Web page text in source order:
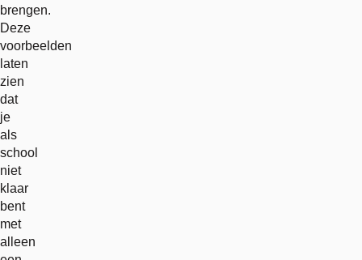
brengen.
Deze
voorbeelden
laten
zien
dat
je
als
school
niet
klaar
bent
met
alleen